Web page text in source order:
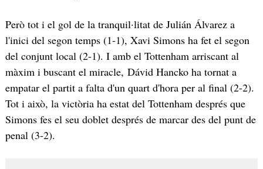
Però tot i el gol de la tranquil·litat de Julián Álvarez a
l'inici del segon temps (1-1), Xavi Simons ha fet el segon
del conjunt local (2-1). I amb el Tottenham arriscant al
màxim i buscant el miracle, Dávid Hancko ha tornat a
empatar el partit a falta d'un quart d'hora per al final (2-2).
Tot i això, la victòria ha estat del Tottenham després que
Simons fes el seu doblet després de marcar des del punt de
penal (3-2).